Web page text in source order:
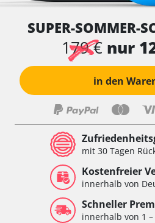
SUPER-SOMMER-
179 € nur
in den
mit 30 Tagen
Kostenfreier
innerhalb von
Schneller
innerhalb von 1